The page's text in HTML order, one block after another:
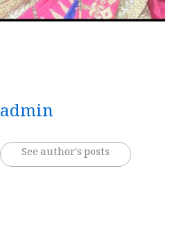
admin
See author's posts